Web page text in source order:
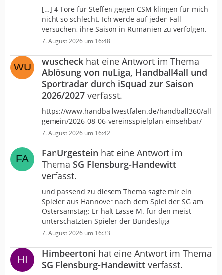
[…] 4 Tore für Steffen gegen CSM klingen für mich
nicht so schlecht. Ich werde auf jeden Fall
versuchen, ihre Saison in Rumänien zu verfolgen.
7. August 2026 um 16:48
wuscheck hat eine Antwort im Thema
Ablösung von nuLiga, Handball4all und
Sportradar durch iSquad zur Saison
2026/2027 verfasst.
https://www.handballwestfalen.de/handball360/all
gemein/2026-08-06-vereinsspielplan-einsehbar/
7. August 2026 um 16:42
FanUrgestein hat eine Antwort im
Thema SG Flensburg-Handewitt
verfasst.
und passend zu diesem Thema sagte mir ein
Spieler aus Hannover nach dem Spiel der SG am
Ostersamstag: Er hält Lasse M. für den meist
unterschätzten Spieler der Bundesliga
7. August 2026 um 16:33
Himbeertoni hat eine Antwort im Thema
SG Flensburg-Handewitt verfasst.